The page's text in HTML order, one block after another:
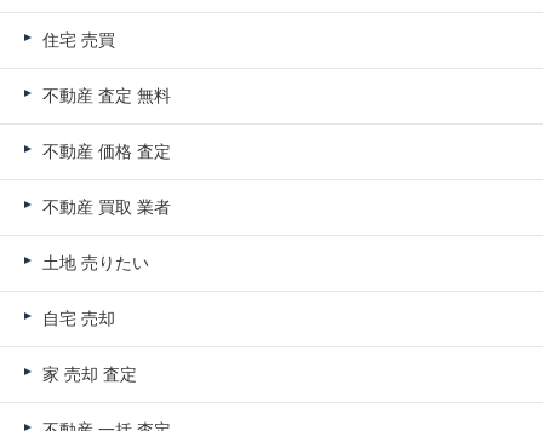
住宅 売買
不動産 査定 無料
不動産 価格 査定
不動産 買取 業者
土地 売りたい
自宅 売却
家 売却 査定